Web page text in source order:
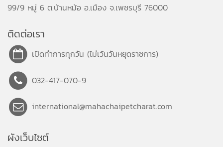
99/9 หมู่ 6 ต.บ้านหม้อ อ.เมือง จ.เพชรบุรี 76000
ติดต่อเรา
เปิดทำการทุกวัน (ไม่เว้นวันหยุดราชการ)
032-417-070-9
international@mahachaipetcharat.com
ผังเว็บไซต์